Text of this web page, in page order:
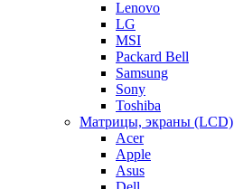
Lenovo
LG
MSI
Packard Bell
Samsung
Sony
Toshiba
Матрицы, экраны (LCD)
Acer
Apple
Asus